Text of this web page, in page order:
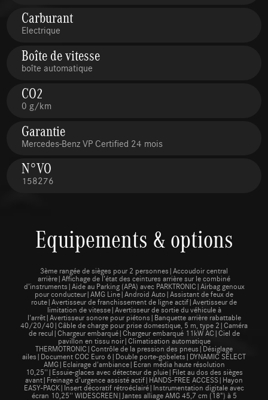
Carburant
Electrique
Boîte de vitesse
boîte automatique
CO2
0 g/km
Garantie
Mercedes-Benz VP Certified 24 mois
N°VO
158276
Equipements & options
3ème rangée de sièges pour 2 personnes|Accoudoir central
arrière|Affichage de l’état des ceintures arrière sur le combiné
d’instruments|Aide au Parking (APA) avec PARKTRONIC|Airbag genoux
pour conducteur|AMG Line|Android Auto|Assistant de feux de
route|Avertisseur de franchissement de ligne actif|Avertisseur de
limitation de vitesse|Avertisseur de sortie du véhicule à
l'arrêt|Avertisseur sonore pour piétons|Banquette arrière rabattable
40/20/40|Câble de charge pour prise domestique, 5 m, type 2|Caméra
de recul|Chargeur embarqué|Chargeur embarqué 11kW AC|Ciel de
pavillon en tissu noir|Climatisation automatique
THERMOTRONIC|Contrôle de la pression des pneus|Désiglage
ailes|Document COC Euro 6|Double porte-gobelets|DYNAMIC SELECT
AMG|Eclairage d'ambiance|Ecran média haute résolution
10,25''|Essuie-glaces avec détecteur de pluie|Filet au dos des sièges
avant|Freinage d’urgence assisté actif|HANDS-FREE ACCESS|Hayon
EASY-PACK|Insert décoratif rétroéclairé|Instrumentation digitale avec
écran 10,25'' WIDESCREEN|Jantes alliage AMG 45,7 cm (18") à 5